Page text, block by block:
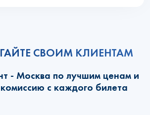
СВОИМ КЛИЕНТАМ
- Москва по лучшим ценам и
с каждого билета